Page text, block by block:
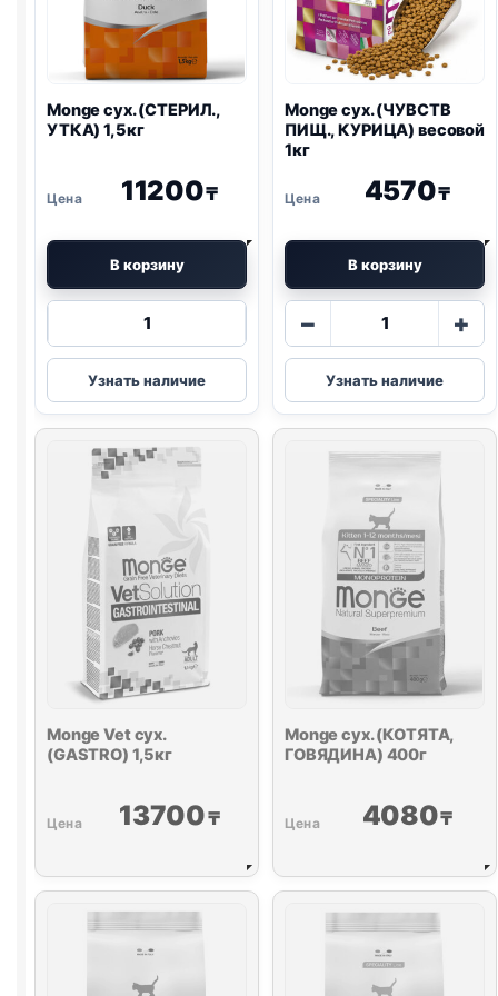
Monge сух. (СТЕРИЛ.,
УТКА) 1,5кг
11200₸
В корзину
Количество
Monge
сух.
(СТЕРИЛ.,
1,5кг
Узнать наличие
Monge сух. (ЧУВСТВ
ПИЩ., КУРИЦА) весовой
1кг
4570₸
В корзину
−
Количество
Monge
сух.
(ЧУВСТВ
весовой
1кг
+
Узнать наличие
Monge Vet сух.
(GASTRO) 1,5кг
13700₸
Monge сух. (КОТЯТА,
ГОВЯДИНА) 400г
4080₸